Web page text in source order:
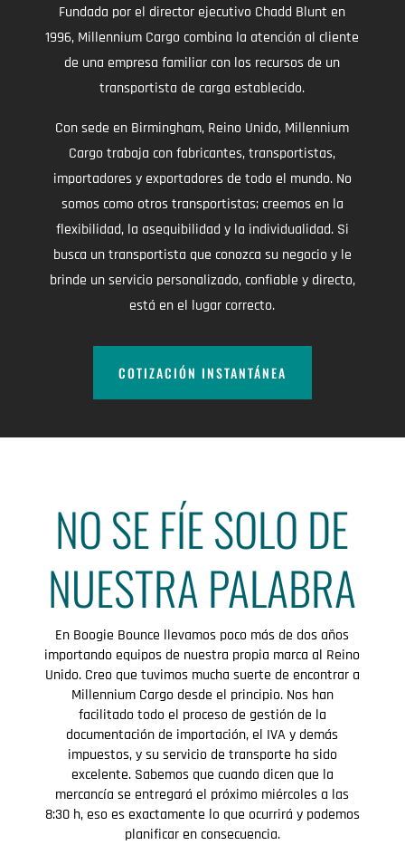
Fundada por el director ejecutivo Chadd Blunt en
1996, Millennium Cargo combina la atención al cliente
de una empresa familiar con los recursos de un
transportista de carga establecido.
Con sede en Birmingham, Reino Unido, Millennium
Cargo trabaja con fabricantes, transportistas,
importadores y exportadores de todo el mundo. No
somos como otros transportistas; creemos en la
flexibilidad, la asequibilidad y la individualidad. Si
busca un transportista que conozca su negocio y le
brinde un servicio personalizado, confiable y directo,
está en el lugar correcto.
COTIZACIÓN INSTANTÁNEA
NO SE FÍE SOLO DE
NUESTRA PALABRA
En Boogie Bounce llevamos poco más de dos años
importando equipos de nuestra propia marca al Reino
Unido. Creo que tuvimos mucha suerte de encontrar a
Millennium Cargo desde el principio. Nos han
facilitado todo el proceso de gestión de la
documentación de importación, el IVA y demás
impuestos, y su servicio de transporte ha sido
excelente. Sabemos que cuando dicen que la
mercancía se entregará el próximo miércoles a las
8:30 h, eso es exactamente lo que ocurrirá y podemos
planificar en consecuencia.